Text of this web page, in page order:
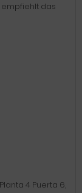
das
4 Puerta 6,